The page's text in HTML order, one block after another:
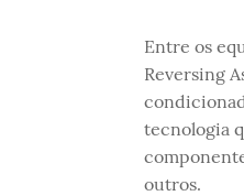
Entre os
Reversing
tecnologia
outros.